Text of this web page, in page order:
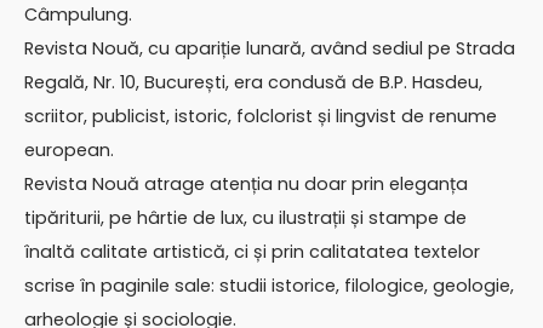
Câmpulung.
Revista Nouă, cu apariție lunară, având sediul pe Strada
Regală, Nr. 10, București, era condusă de B.P. Hasdeu,
scriitor, publicist, istoric, folclorist și lingvist de renume
european.
Revista Nouă atrage atenția nu doar prin eleganța
tipăriturii, pe hârtie de lux, cu ilustrații și stampe de
înaltă calitate artistică, ci și prin calitatatea textelor
scrise în paginile sale: studii istorice, filologice, geologie,
arheologie și sociologie.